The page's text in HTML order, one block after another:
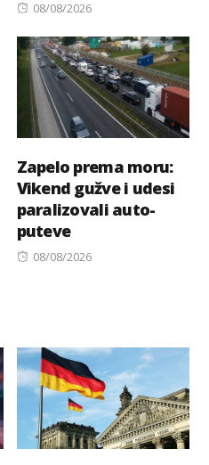
Posted
08/08/2026
Zapelo prema moru:
Vikend gužve i udesi
paralizovali auto-
puteve
Posted
08/08/2026